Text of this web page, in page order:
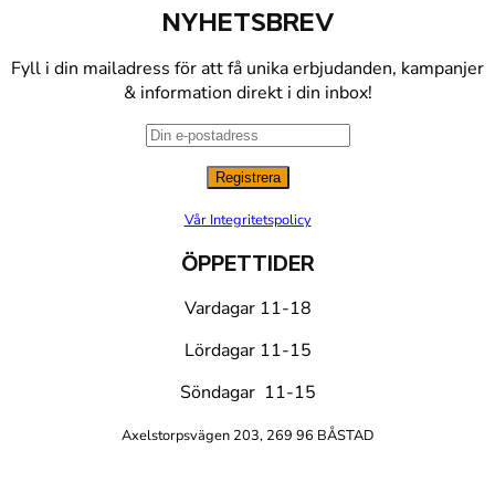
NYHETSBREV
Fyll i din mailadress för att få unika erbjudanden, kampanjer
& information direkt i din inbox!
Vår Integritetspolicy
ÖPPETTIDER
Vardagar 11-18
Lördagar 11-15
Söndagar 11-15
Axelstorpsvägen 203, 269 96 BÅSTAD